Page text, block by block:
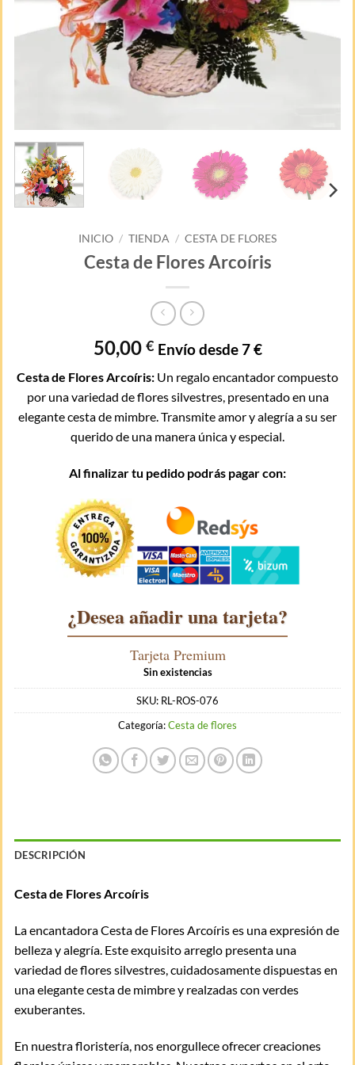
INICIO / TIENDA / CESTA DE FLORES
Cesta de Flores Arcoíris
50,00 € Envío desde 7 €
Cesta de Flores Arcoíris: Un regalo encantador compuesto
por una variedad de flores silvestres, presentado en una
elegante cesta de mimbre. Transmite amor y alegría a su ser
querido de una manera única y especial.
Al finalizar tu pedido podrás pagar con:
¿Desea añadir una tarjeta?
Tarjeta Premium
Sin existencias
SKU: RL-ROS-076
Categoría:Cesta de flores
DESCRIPCIÓN
Cesta de Flores Arcoíris
La encantadora Cesta de Flores Arcoíris es una expresión de
belleza y alegría. Este exquisito arreglo presenta una
variedad de flores silvestres, cuidadosamente dispuestas en
una elegante cesta de mimbre y realzadas con verdes
exuberantes.
En nuestra floristería, nos enorgullece ofrecer creaciones